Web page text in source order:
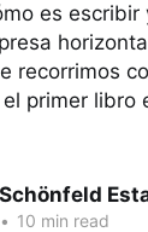
es escribir
recorrimos
primer libro
• 10 min read